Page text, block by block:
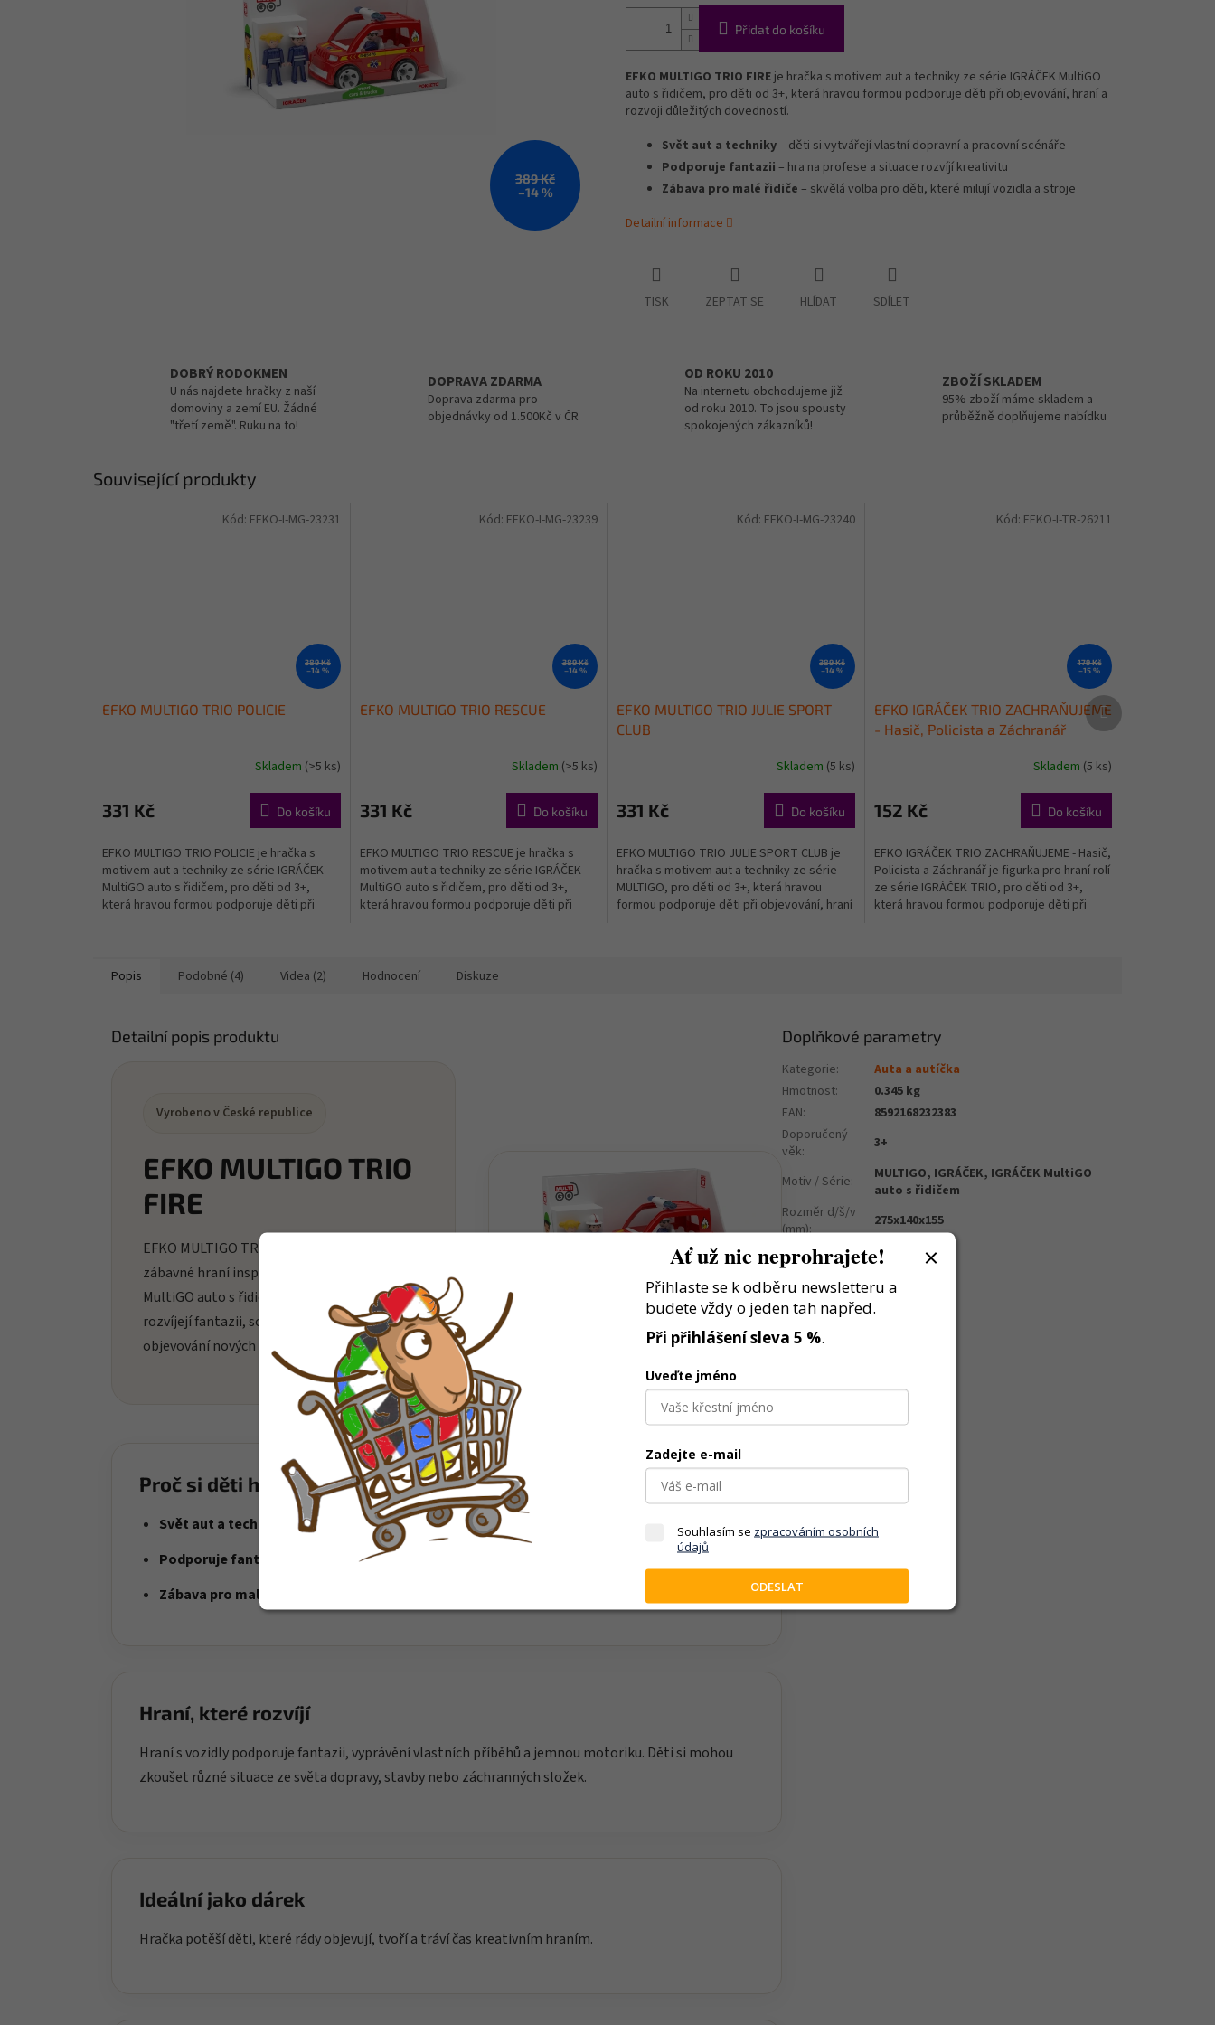
389 Kč
–14 %
Přidat do košíku
EFKO MULTIGO TRIO FIREje hračka s motivem aut a techniky ze série IGRÁČEK MultiGO
auto s řidičem, pro děti od 3+, která hravou formou podporuje děti při objevování, hraní a
rozvoji důležitých dovedností.
Svět aut a techniky– děti si vytvářejí vlastní dopravní a pracovní scénáře
Podporuje fantazii – hra na profese a situace rozvíjí kreativitu
Zábava pro malé řidiče – skvělá volba pro děti, které milují vozidla a stroje
Detailní informace
TISK ZEPTAT SE HLÍDAT SDÍLET
DOBRÝ RODOKMEN
U nás najdete hračky z naší
domoviny a zemí EU. Žádné
"třetí země". Ruku na to!
DOPRAVA ZDARMA
Doprava zdarma pro
objednávky od 1.500Kč v ČR
OD ROKU 2010
Na internetu obchodujeme již
od roku 2010. To jsou spousty
spokojených zákazníků!
ZBOŽÍ SKLADEM
95% zboží máme skladem a
průběžně doplňujeme nabídku
Související produkty
389 Kč
–14 %
EFKO MULTIGO TRIO POLICIE
Skladem (>5 ks)
331 Kč Do košíku
EFKO MULTIGO TRIO POLICIE je hračka s
motivem aut a techniky ze série IGRÁČEK
MultiGO auto s řidičem, pro děti od 3+,
která hravou formou podporuje děti při
Kód: EFKO-I-MG-23231
389 Kč
–14 %
EFKO MULTIGO TRIO RESCUE
Skladem (>5 ks)
331 Kč Do košíku
EFKO MULTIGO TRIO RESCUE je hračka s
motivem aut a techniky ze série IGRÁČEK
MultiGO auto s řidičem, pro děti od 3+,
která hravou formou podporuje děti při
Kód: EFKO-I-MG-23239
389 Kč
–14 %
EFKO MULTIGO TRIO JULIE SPORT
CLUB
Skladem (5 ks)
331 Kč Do košíku
EFKO MULTIGO TRIO JULIE SPORT CLUB je
hračka s motivem aut a techniky ze série
MULTIGO, pro děti od 3+, která hravou
formou podporuje děti při objevování, hraní
Kód: EFKO-I-MG-23240
179 Kč
–15 %
EFKO IGRÁČEK TRIO ZACHRAŇUJEME
- Hasič, Policista a Záchranář
Skladem (5 ks)
152 Kč Do košíku
EFKO IGRÁČEK TRIO ZACHRAŇUJEME - Hasič,
Policista a Záchranář je figurka pro hraní rolí
ze série IGRÁČEK TRIO, pro děti od 3+,
která hravou formou podporuje děti při
Kód: EFKO-I-TR-26211
Další
produkt
Popis Podobné (4) Videa (2) Hodnocení Diskuze
Detailní popis produktu
Vyrobeno v České republice
EFKO MULTIGO TRIO
FIRE
EFKO MULTIGO TRIO FIRE přináší dětem
zábavné hraní inspirované sérií IGRÁČEK
MultiGO auto s řidičem. Děti si při hraní
rozvíjejí fantazii, soustředění a radost z
objevování nových možností hry.
Proč si děti hračku oblíbí?
Svět aut a techniky
– děti si vytvářejí vlastní dopravní a pracovní scénáře
Podporuje fantazii
– hra na profese a situace rozvíjí kreativitu
Zábava pro malé řidiče
Hraní, které rozvíjí
Hraní s vozidly podporuje fantazii, vyprávění vlastních příběhů a jemnou motoriku. Děti si mohou
zkoušet různé situace ze světa dopravy, stavby nebo záchranných složek.
Ideální jako dárek
Hračka potěší děti, které rády objevují, tvoří a tráví čas kreativním hraním.
Doplňkové parametry
Kategorie:
Auta a autíčka
Hmotnost:
0.345 kg
EAN:
8592168232383
Doporučený
věk: 3+
Motiv / Série:
MULTIGO, IGRÁČEK, IGRÁČEK MultiGO
auto s řidičem
Rozměr d/š/v
(mm): 275x140x155
Ať už nic neprohrajete!
Přihlaste se k odběru newsletteru a
budete vždy o jeden tah napřed.
Při přihlášení sleva 5 %.
Uveďte jméno
Zadejte e-mail
Souhlasím se zpracováním osobních
údajů
ODESLAT